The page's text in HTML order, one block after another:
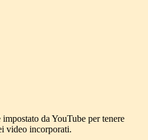
da YouTube per tenere
video incorporati.